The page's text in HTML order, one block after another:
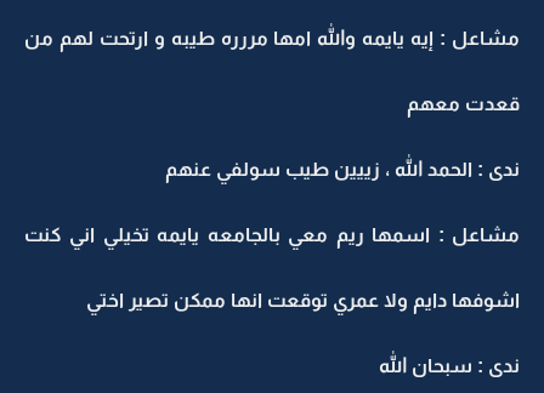
مشاعل : إيه يايمه والله امها مررره طيبه و ارتحت لهم من
قعدت معهم
ندى : الحمد الله ، زييين طيب سولفي عنهم
مشاعل : اسمها ريم معي بالجامعه يايمه تخيلي اني كنت
اشوفها دايم ولا عمري توقعت انها ممكن تصير اختي
ندى : سبحان الله